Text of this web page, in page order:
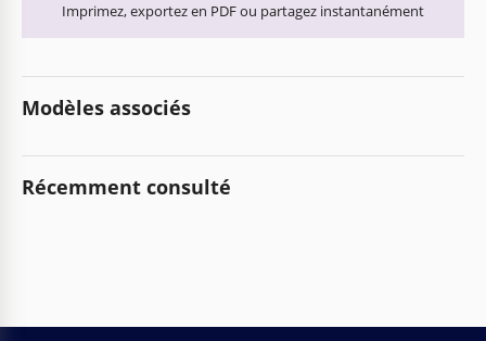
Imprimez, exportez en PDF ou partagez instantanément
Modèles associés
Récemment consulté